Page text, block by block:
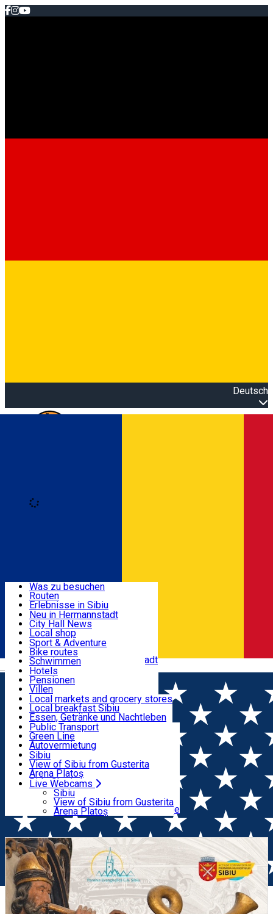
Deutsch
Română
Nützliche informationen
Aktivitäten & Abenteuer
Unterkunft
Essen, Getränke & Nachtleben
Transport & Parken
Live Webcams
Was zu besuchen
Routen
Erlebnisse in Sibiu
Podcast
Kultur
Museen
Kirchen
Parks, Zoo
Im Umkreis von Hermannstadt
Neu in Hermannstadt
City Hall News
Local shop
Sibiu Handwerker
Sibiul Verde
Public services
Bildung
Wie komme ich nach Sibiu?
Touristeninfo
Reiseführer
Guided tours
Local publication
Schönheitssalon
Sport & Adventure
Bike routes
Schwimmen
Reiten
Fitnessstudio
Loc de joacă indoor
Loc de joacă outdoor
Ski
Eislaufen
Yoga
Hotels
Pensionen
Villen
Hostels
Motels
Camping
Zimmer zu vermieten
Wohnungen
Unterkunft außerhalb von Sibiu
Local markets and grocery stores
Local breakfast Sibiu
Essen, Getränke und Nachtleben
Pizza
Fast Food
Kaffeestube
Konditorei
Pub, Bar
Nachtclubs
Bäckerei
Public Transport
Green Line
Autovermietung
Fahrad verleih
Scooter rentals
Taxi
Ride Sharing
Park-Tickets
Parkplätze
Ladestationen für Elektrofahrzeuge
Sibiu
View of Sibiu from Gusterita
Arena Platoș
Live Webcams
Sibiu
View of Sibiu from Gusterita
Arena Platoș
Home Klassische Musik
EXTRAKONZERT:
Abendmusik / Evening Music / Muzica da seara: CONCERT
EXTRAORDINAR